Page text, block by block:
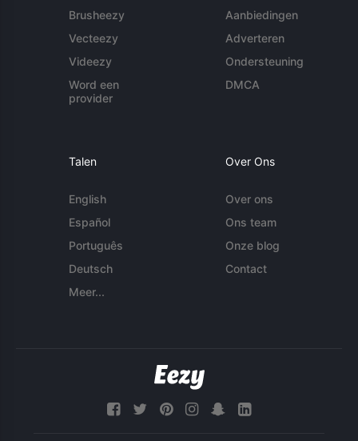
Brusheezy
Vecteezy
Videezy
Word een
provider
Aanbiedingen
Adverteren
Ondersteuning
DMCA
Talen
English
Español
Português
Deutsch
Meer...
Over Ons
Over ons
Ons team
Onze blog
Contact